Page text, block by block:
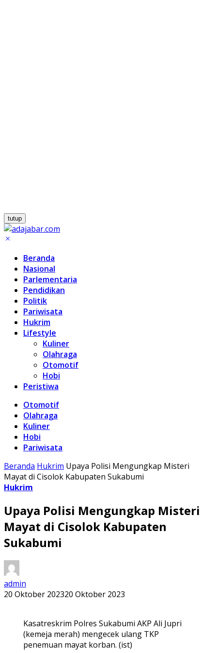
tutup
Beranda
Nasional
Parlementaria
Pendidikan
Politik
Pariwisata
Hukrim
Lifestyle
Kuliner
Olahraga
Otomotif
Hobi
Peristiwa
Otomotif
Olahraga
Kuliner
Hobi
Pariwisata
Beranda Hukrim Upaya Polisi Mengungkap Misteri
Mayat di Cisolok Kabupaten Sukabumi
Hukrim
Upaya Polisi Mengungkap Misteri
Mayat di Cisolok Kabupaten
Sukabumi
admin
20 Oktober 202320 Oktober 2023
Kasatreskrim Polres Sukabumi AKP Ali Jupri
(kemeja merah) mengecek ulang TKP
penemuan mayat korban. (ist)